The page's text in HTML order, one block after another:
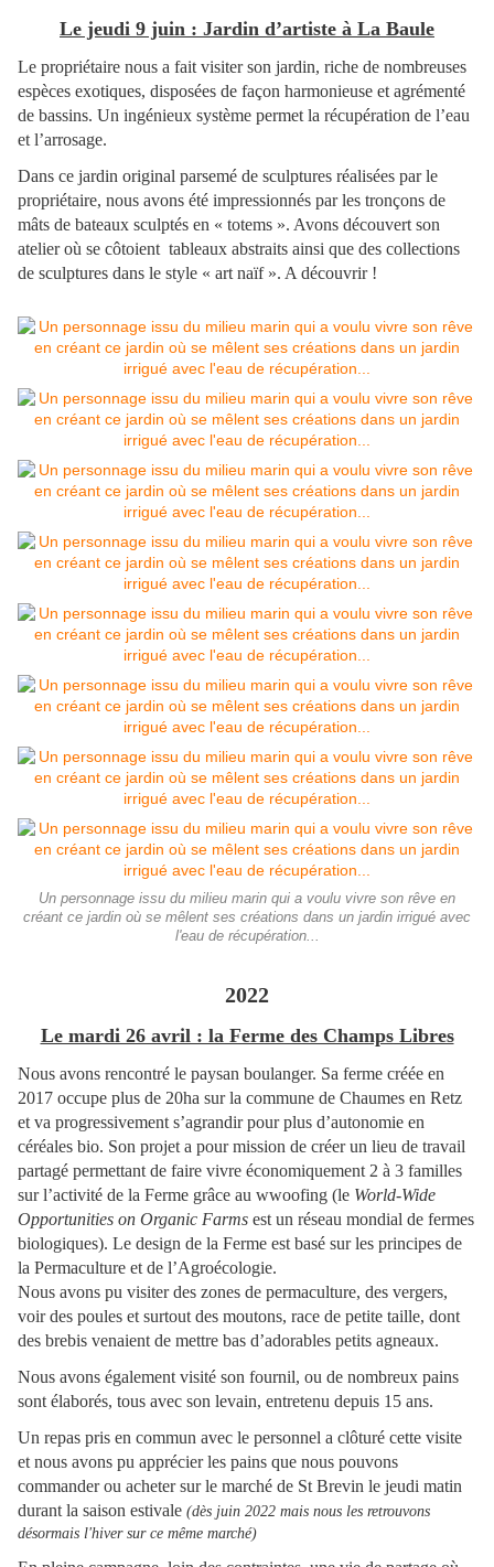
Le jeudi 9 juin : Jardin d’artiste à La Baule
Le propriétaire nous a fait visiter son jardin, riche de nombreuses
espèces exotiques, disposées de façon harmonieuse et agrémenté
de bassins. Un ingénieux système permet la récupération de l’eau
et l’arrosage.
Dans ce jardin original parsemé de sculptures réalisées par le
propriétaire, nous avons été impressionnés par les tronçons de
mâts de bateaux sculptés en « totems ». Avons découvert son
atelier où se côtoient tableaux abstraits ainsi que des collections
de sculptures dans le style « art naïf ». A découvrir !
Un personnage issu du milieu marin qui a voulu vivre son rêve en
créant ce jardin où se mêlent ses créations dans un jardin irrigué avec
l'eau de récupération...
2022
Le mardi 26 avril : la Ferme des Champs Libres
Nous avons rencontré le paysan boulanger. Sa ferme créée en
2017 occupe plus de 20ha sur la commune de Chaumes en Retz
et va progressivement s’agrandir pour plus d’autonomie en
céréales bio. Son projet a pour mission de créer un lieu de travail
partagé permettant de faire vivre économiquement 2 à 3 familles
sur l’activité de la Ferme grâce au wwoofing (le World-Wide
Opportunities on Organic Farms est un réseau mondial de fermes
biologiques). Le design de la Ferme est basé sur les principes de
la Permaculture et de l’Agroécologie.
Nous avons pu visiter des zones de permaculture, des vergers,
voir des poules et surtout des moutons, race de petite taille, dont
des brebis venaient de mettre bas d’adorables petits agneaux.
Nous avons également visité son fournil, ou de nombreux pains
sont élaborés, tous avec son levain, entretenu depuis 15 ans.
Un repas pris en commun avec le personnel a clôturé cette visite
et nous avons pu apprécier les pains que nous pouvons
commander ou acheter sur le marché de St Brevin le jeudi matin
durant la saison estivale (dès juin 2022 mais nous les retrouvons
désormais l'hiver sur ce même marché)